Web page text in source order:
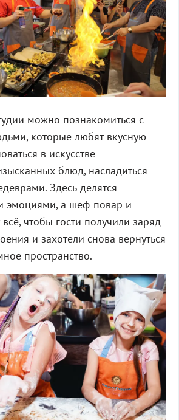
можно познакомиться с
которые любят вкусную
в искусстве
блюд, насладиться
Здесь делятся
эмоциями, а шеф-повар и
чтобы гости получили заряд
и захотели снова вернуться
пространство.